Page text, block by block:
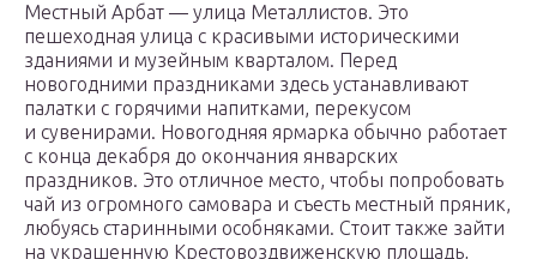
Местный Арбат — улица Металлистов. Это
пешеходная улица с красивыми историческими
зданиями и музейным кварталом. Перед
новогодними праздниками здесь устанавливают
палатки с горячими напитками, перекусом
и сувенирами. Новогодняя ярмарка обычно работает
с конца декабря до окончания январских
праздников. Это отличное место, чтобы попробовать
чай из огромного самовара и съесть местный пряник,
любуясь старинными особняками. Стоит также зайти
на украшенную Крестовоздвиженскую площадь,